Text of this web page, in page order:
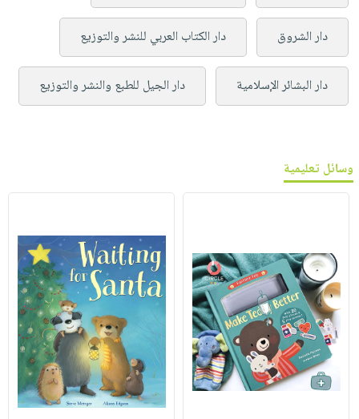
دار الشروق دار الكتاب العربي للنشر والتوزيع
دار البشائر الإسلامية دار الجيل للطبع والنشر والتوزيع
وسائل تعليمية